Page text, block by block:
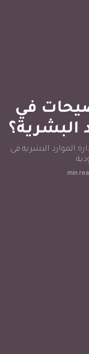
في
البشرية؟
الموارد البشرية في
min